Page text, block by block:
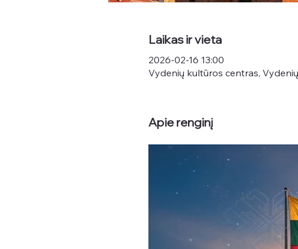
Laikas ir vieta
2026-02-16 13:00
Vydenių kultūros centras,
Apie renginį